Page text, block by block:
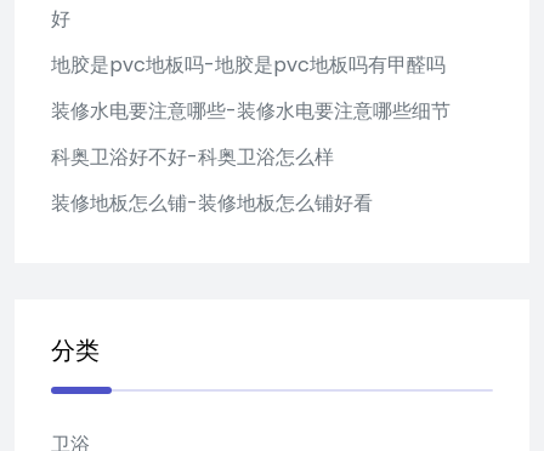
好
地胶是pvc地板吗-地胶是pvc地板吗有甲醛吗
装修水电要注意哪些-装修水电要注意哪些细节
科奥卫浴好不好-科奥卫浴怎么样
装修地板怎么铺-装修地板怎么铺好看
分类
卫浴